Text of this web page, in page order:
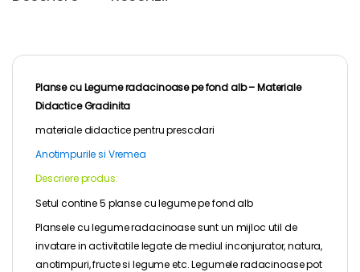
Planse cu Legume radacinoase pe fond alb –Materiale
Didactice Gradinita
materiale didactice pentruprescolari
Anotimpurile si Vremea
Descriere produs:
Setul contine 5 planse cu legume pe fond alb
Plansele cu legume radacinoase sunt un mijloc util de
invatare in activitatile legate de mediul inconjurator, natura,
anotimpuri, fructe si legume etc. Legumele radacinoase pot